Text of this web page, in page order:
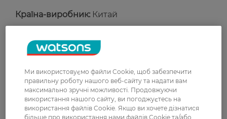
Країна-виробник: Китай
Рейтинг та відгуки
0
З 0 відгуків
0 відгуків
Ми використовуємо файли Cookie, щоб забезпечити
правильну роботу нашого веб-сайту та надати вам
максимально зручні можливості. Продовжуючи
використання нашого сайту, ви погоджуєтесь на
використання файлів Cookie. Якщо ви хочете дізнатися
більше про використання нами файлів Cookie та/або